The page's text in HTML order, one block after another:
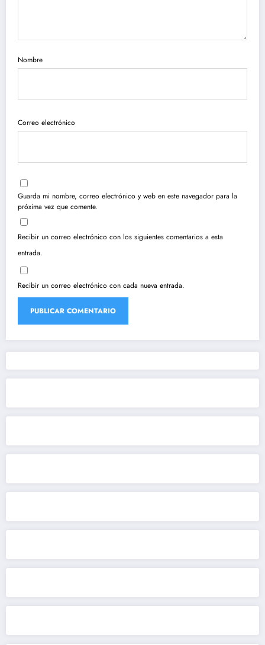
Nombre
Correo electrónico
Guarda mi nombre, correo electrónico y web en este navegador para la
próxima vez que comente.
Recibir un correo electrónico con los siguientes comentarios a esta
entrada.
Recibir un correo electrónico con cada nueva entrada.